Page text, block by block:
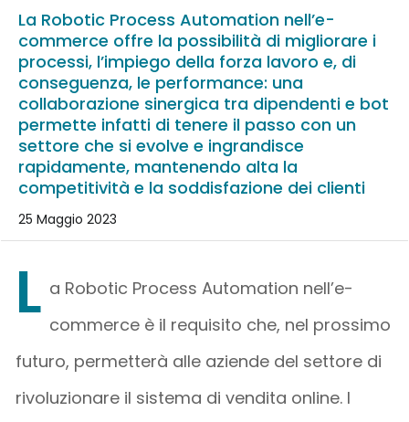
La Robotic Process Automation nell’e-
commerce offre la possibilità di migliorare i
processi, l’impiego della forza lavoro e, di
conseguenza, le performance: una
collaborazione sinergica tra dipendenti e bot
permette infatti di tenere il passo con un
settore che si evolve e ingrandisce
rapidamente, mantenendo alta la
competitività e la soddisfazione dei clienti
25 Maggio 2023
L a Robotic Process Automation nell’e-
commerce è il requisito che, nel prossimo
futuro, permetterà alle aziende del settore di
rivoluzionare il sistema di vendita online. I